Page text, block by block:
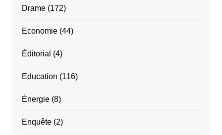
Drame(172)
Economie(44)
Éditorial (4)
Education (116)
Énergie(8)
Enquête(2)